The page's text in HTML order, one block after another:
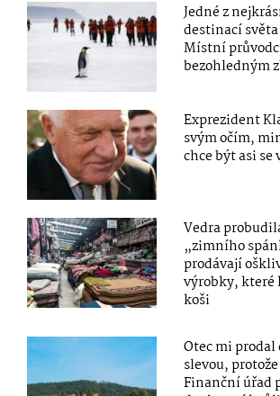
Jedné z
destinací
Místní
bezohledným
Exprezident
svým očím,
chce být asi se
Vedra
„zimního
prodávají
výrobky, které
koši
Otec mi
slevou,
Finanční úřad